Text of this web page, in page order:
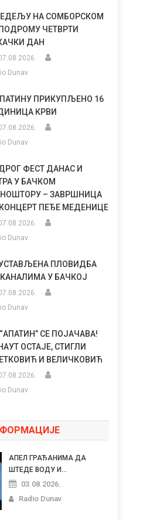
НА СОМБОРСКОМ
ЧЕТВРТИ
ДАН
Dunav
ПРИКУПЉЕНО 16
КРВИ
Dunav
ФЕСТ ДАНАС И
У БАЧКОМ
– ЗАВРШНИЦА
ПЕЂЕ МЕДЕНИЦЕ
Dunav
ПЛОВИДБА
У БАЧКОЈ
Dunav
СЕ ПОЈАЧАВА!
ОСТАЈЕ, СТИГЛИ
И ВЕЛИЧКОВИЋ
Dunav
АПЕЛ ГРАЂАНИМА ДА
ШТЕДЕ ВОДУ И...
03.08.2026.
Radio Dunav